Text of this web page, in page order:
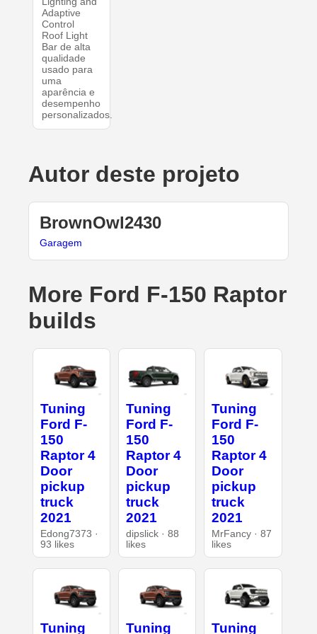
Adaptive
Control
Roof Light
Bar de alta
qualidade
usado para
uma
aparência e
desempenho
personalizados.
Autor deste projeto
BrownOwl2430
Garagem
More Ford F-150 Raptor
builds
Tuning
Ford F-
150
Raptor 4
Door
pickup
truck
2021
Edong7373 ·
93 likes
Tuning
Ford F-
150
Raptor 4
Door
pickup
truck
2021
dipslick · 88
likes
Tuning
Ford F-
150
Raptor 4
Door
pickup
truck
2021
MrFancy · 87
likes
Tuning
Tuning
Tuning